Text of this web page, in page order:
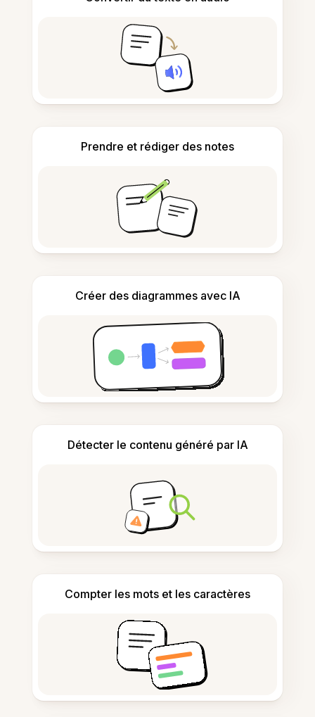
Prendre et rédiger des notes
Créer des diagrammes avec IA
Détecter le contenu généré par IA
Compter les mots et les caractères